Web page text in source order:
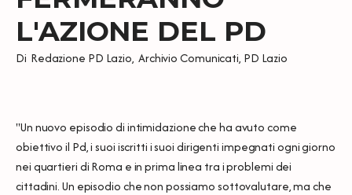
L'AZIONE DEL PD
Di Redazione PD Lazio, Archivio Comunicati, PD Lazio
"Un nuovo episodio di intimidazione che ha avuto come
obiettivo il Pd, i suoi iscritti i suoi dirigenti impegnati ogni giorno
nei quartieri di Roma e in prima linea tra i problemi dei
cittadini. Un episodio che non possiamo sottovalutare, ma che